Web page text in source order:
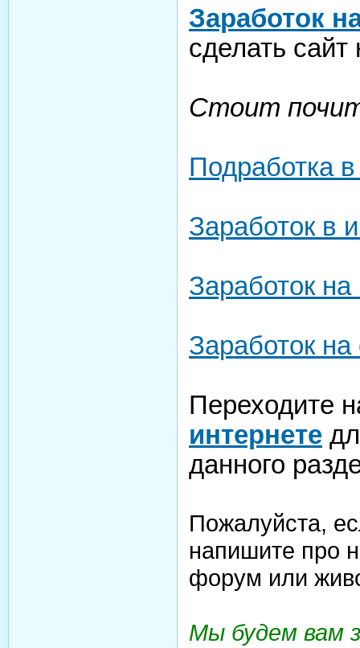
Заработок
сделать
Стоит
Подработка
Заработок в
Заработок на
Заработок
Переходите
интернете
данного
Пожалуйста,
напишите про
форум или
Мы будем вам